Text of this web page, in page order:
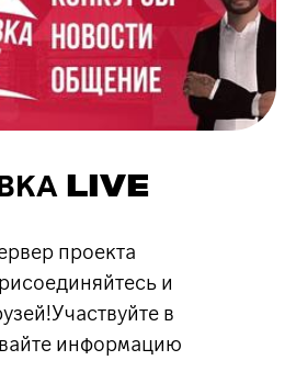
LIVE
проекта
и
в
информацию